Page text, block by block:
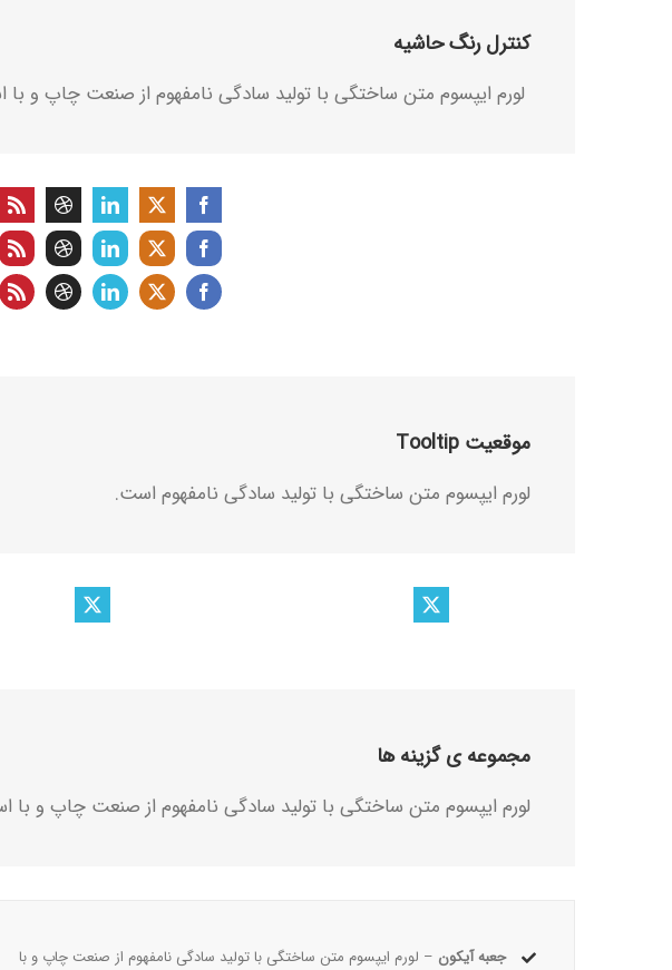
کنترل رنگ حاشیه
لورم ایپسوم متن ساختگی با تولید سادگی نامفهوم از صنعت چاپ و با
موقعیت Tooltip
لورم ایپسوم متن ساختگی با تولید سادگی نامفهوم است.
مجموعه ی گزینه ها
لورم ایپسوم متن ساختگی با تولید سادگی نامفهوم از صنعت چاپ و با
جعبه آیکون – لورم ایپسوم متن ساختگی با تولید سادگی نامفهوم از صنعت چاپ و با